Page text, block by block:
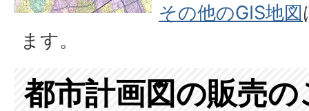
その他のGIS地図
ます。
都市計画図の販売の